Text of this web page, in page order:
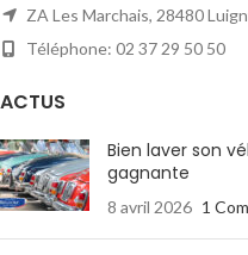
ZA Les Marchais, 28480
Téléphone: 02 37 29 50 50
ACTUS
Bien laver son
gagnante
8 avril 2026 1